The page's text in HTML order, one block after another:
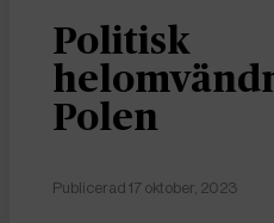
Politisk
Polen
Publicerad 17 oktober, 2023